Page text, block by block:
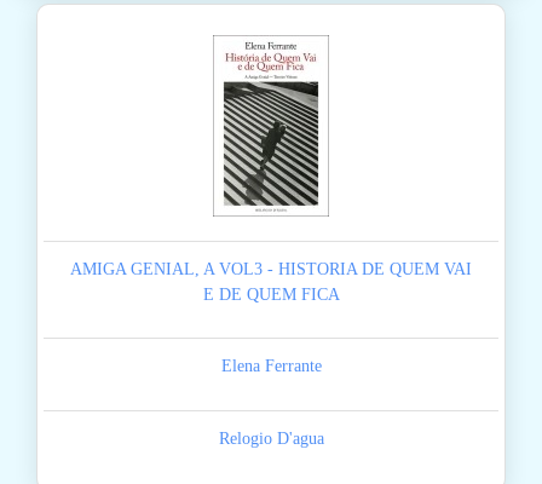
AMIGA GENIAL, A VOL3 - HISTORIA DE QUEM VAI
E DE QUEM FICA
Elena Ferrante
Relogio D'agua